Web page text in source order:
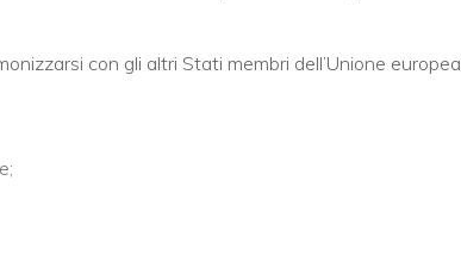
con gli altri Stati membri dell’Unione europea